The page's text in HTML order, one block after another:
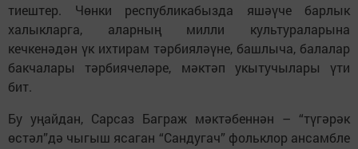
тиештер. Чөнки республикабызда яшәүче барлык
халыкларга, аларның милли культураларына
кечкенәдән үк ихтирам тәрбияләүне, башлыча, балалар
бакчалары тәрбиячеләре, мәктәп укытучылары үти
бит.
Бу уңайдан, Сарсаз Баграж мәктәбеннән – “түгәрәк
өстәл”дә чыгыш ясаган “Сандугач” фольклор ансамбле